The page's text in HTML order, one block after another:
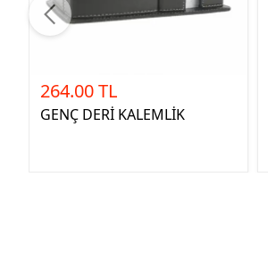
264.00 TL
GENÇ DERİ KALEMLİK